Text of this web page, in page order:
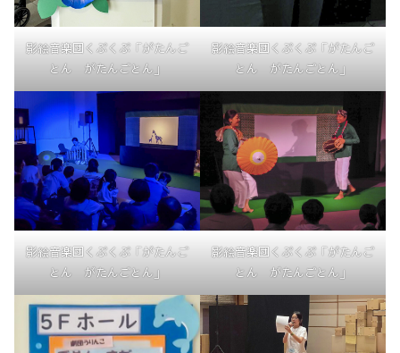
影絵音楽団くぷくぷ「がたんご
とん がたんごとん」
影絵音楽団くぷくぷ「がたんご
とん がたんごとん」
影絵音楽団くぷくぷ「がたんご
とん がたんごとん」
影絵音楽団くぷくぷ「がたんご
とん がたんごとん」